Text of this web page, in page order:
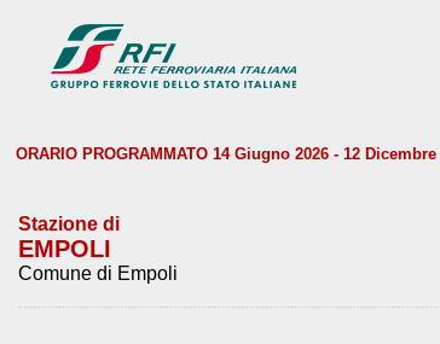
ORARIO PROGRAMMATO 14 Giugno 2026 - 12 Dicembre
Stazione di
EMPOLI
Comune di Empoli